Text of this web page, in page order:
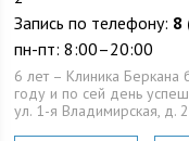
Запись по телефону: 8
пн-пт: 8:00–20:00
6 лет – Клиника Беркана
году и по сей день
ул. 1-я Владимирская, д.